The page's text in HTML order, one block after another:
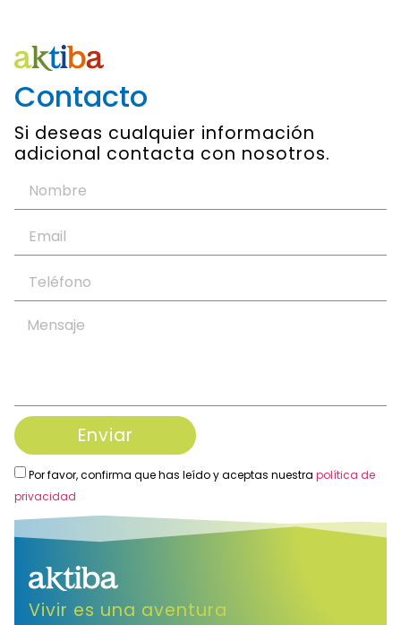
Vivir es una aventura
Contacto
Si deseas cualquier información
adicional contacta con nosotros.
Por favor, confirma que has leído y aceptas nuestra política de
privacidad
Enviar
Alternative: